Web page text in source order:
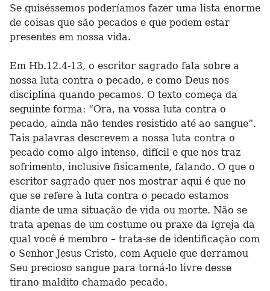
Se quiséssemos poderíamos fazer uma lista enorme
de coisas que são pecados e que podem estar
presentes em nossa vida.
Em Hb.12.4-13, o escritor sagrado fala sobre a
nossa luta contra o pecado, e como Deus nos
disciplina quando pecamos. O texto começa da
seguinte forma: “Ora, na vossa luta contra o
pecado, ainda não tendes resistido até ao sangue”.
Tais palavras descrevem a nossa luta contra o
pecado como algo intenso, difícil e que nos traz
sofrimento, inclusive fisicamente, falando. O que o
escritor sagrado quer nos mostrar aqui é que no
que se refere à luta contra o pecado estamos
diante de uma situação de vida ou morte. Não se
trata apenas de um costume ou praxe da Igreja da
qual você é membro – trata-se de identificação com
o Senhor Jesus Cristo, com Aquele que derramou
Seu precioso sangue para torná-lo livre desse
tirano maldito chamado pecado.